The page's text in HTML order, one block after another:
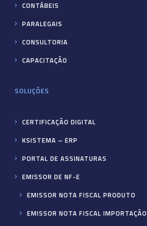
CONTÁBEIS
PARALEGAIS
CONSULTORIA
CAPACITAÇÃO
SOLUÇÕES
CERTIFICAÇÃO DIGITAL
KSISTEMA – ERP
PORTAL DE ASSINATURAS
EMISSOR DE NF-E
EMISSOR NOTA FISCAL PRODUTO
EMISSOR NOTA FISCAL IMPORTAÇÃO